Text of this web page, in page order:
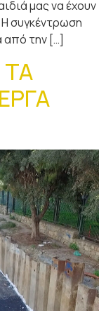
μας να έχουν
Η συγκέντρωση
από την […]